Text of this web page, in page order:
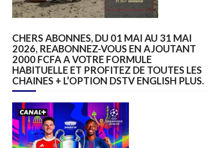
CHERS ABONNES, DU 01 MAI AU 31 MAI
2026, REABONNEZ-VOUS EN AJOUTANT
2000 FCFA A VOTRE FORMULE
HABITUELLE ET PROFITEZ DE TOUTES LES
CHAINES + L’OPTION DSTV ENGLISH PLUS.